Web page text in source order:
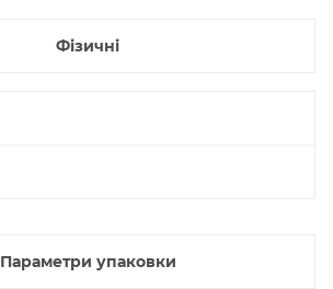
Фізичні
Параметри упаковки